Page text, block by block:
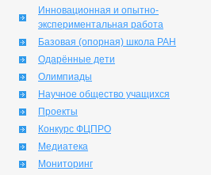
Инновационная и опытно-
экспериментальная работа
Базовая (опорная) школа РАН
Одарённые дети
Олимпиады
Научное общество учащихся
Проекты
Конкурс ФЦПРО
Медиатека
Мониторинг